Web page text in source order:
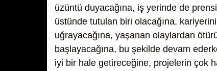
üzüntü duyacağına, iş yerinde de
üstünde tutulan biri olacağına,
uğrayacağına, yaşanan olaylardan
başlayacağına, bu şekilde devam
iyi bir hale getireceğine, projelerin çok